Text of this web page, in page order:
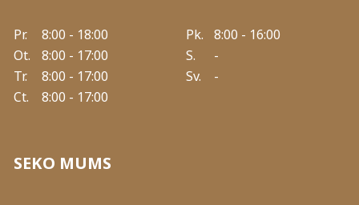
Pr.
8:00 - 18:00
Ot.
8:00 - 17:00
Tr.
8:00 - 17:00
Ct.
8:00 - 17:00
Pk.
8:00 - 16:00
S.
-
Sv.
-
SEKO MUMS